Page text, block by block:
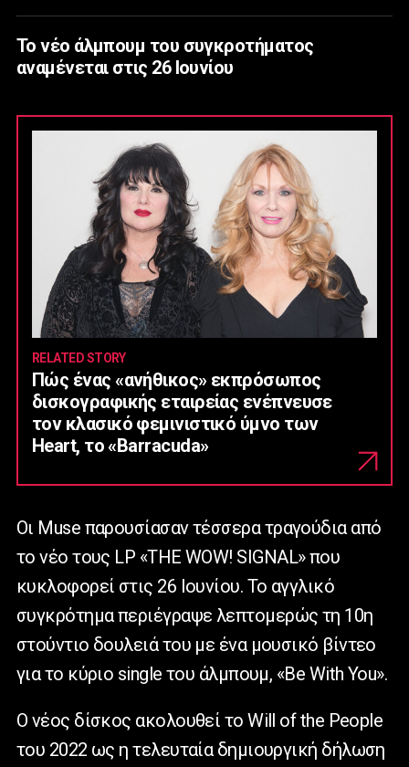
Το νέο άλμπουμ του συγκροτήματος
αναμένεται στις 26 Ιουνίου
RELATED STORY
Πώς ένας «ανήθικος» εκπρόσωπος
δισκογραφικής εταιρείας ενέπνευσε
τον κλασικό φεμινιστικό ύμνο των
Heart, το «Barracuda»
Οι Muse παρουσίασαν τέσσερα τραγούδια από
το νέο τους LP «THE WOW! SIGNAL» που
κυκλοφορεί στις 26 Ιουνίου. Το αγγλικό
συγκρότημα περιέγραψε λεπτομερώς τη 10η
στούντιο δουλειά του με ένα μουσικό βίντεο
για το κύριο single του άλμπουμ, «Be With You».
Ο νέος δίσκος ακολουθεί το Will of the People
του 2022 ως η τελευταία δημιουργική δήλωση